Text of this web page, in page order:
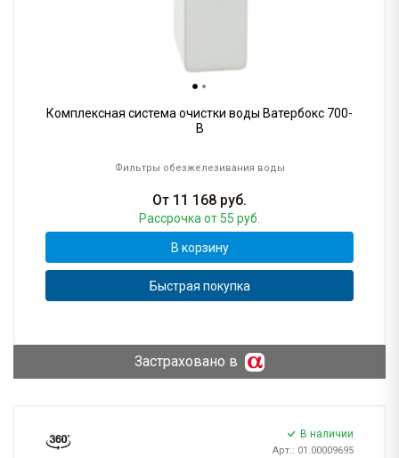
Комплексная система очистки воды Ватербокс 700-
B
Фильтры обезжелезивания воды
От 11 168 руб.
Рассрочка от 55 руб.
В корзину
Быстрая покупка
Застраховано в
В наличии
Арт.: 01.00009695